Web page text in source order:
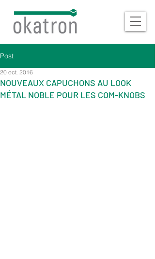
Post
NOUVEAUX CAPUCHONS AU LOOK
MÉTAL NOBLE POUR LES COM-KNOBS
20 oct. 2016